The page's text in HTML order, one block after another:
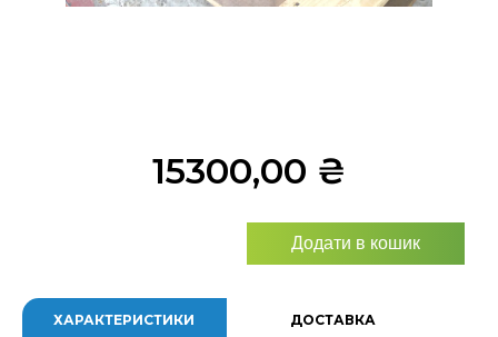
15300,00 ₴
Додати в кошик
ХАРАКТЕРИСТИКИ ДОСТАВКА